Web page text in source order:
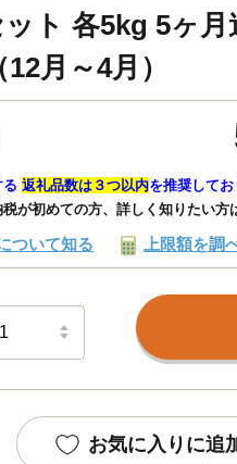
ット 各5kg 5ヶ
月～4月）
返礼品数は３つ以内を推奨してお
税が初めての方、詳しく知りたい方
ついて知る 上限額を調
お気に入りに追